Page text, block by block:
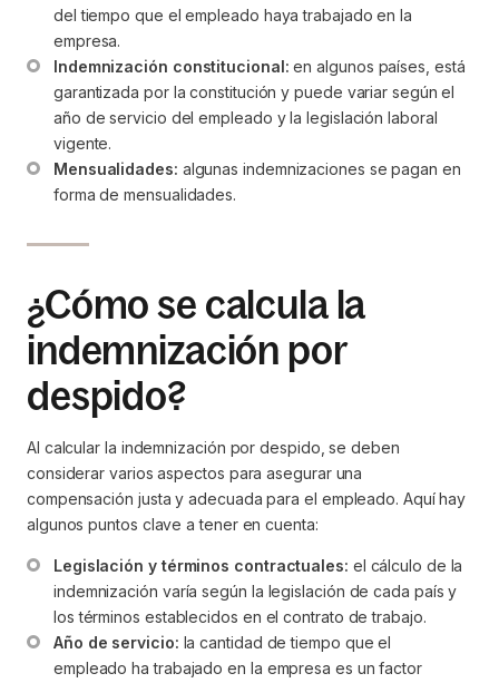
del tiempo que el empleado haya trabajado en la
empresa.
Indemnización constitucional: en algunos países, está
garantizada por la constitución y puede variar según el
año de servicio del empleado y la legislación laboral
vigente.
Mensualidades: algunas indemnizaciones se pagan en
forma de mensualidades.
¿Cómo se calcula la
indemnización por
despido?
Al calcular la indemnización por despido, se deben
considerar varios aspectos para asegurar una
compensación justa y adecuada para el empleado. Aquí hay
algunos puntos clave a tener en cuenta:
Legislación y términos contractuales: el cálculo de la
indemnización varía según la legislación de cada país y
los términos establecidos en el contrato de trabajo.
Año de servicio: la cantidad de tiempo que el
empleado ha trabajado en la empresa es un factor